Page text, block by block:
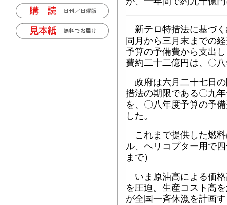
新テロ特措法に基づ
同月から三月末までの
予算の予備費から支出
費約二十二億円は、〇
政府は六月二十七日
措法の期限である〇九
を、〇八年度予算の予
した。
これまで提供した燃
ル、ヘリコプター用で
まで）
いま原油高による価
を圧迫。生産コスト高
が全国一斉休漁を計画